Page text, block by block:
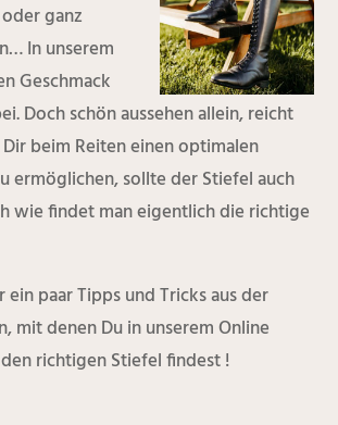
ganz
In unserem
Geschmack
Doch schön aussehen allein, reicht
beim Reiten einen optimalen
ermöglichen, sollte der Stiefel auch
wie findet man eigentlich die richtige
paar Tipps und Tricks aus der
mit denen Du in unserem Online
richtigen Stiefel findest !